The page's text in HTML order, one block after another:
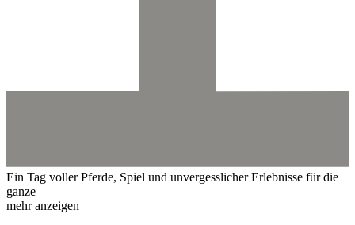
Ein Tag voller Pferde, Spiel und unvergesslicher Erlebnisse für die
ganze
mehr anzeigen